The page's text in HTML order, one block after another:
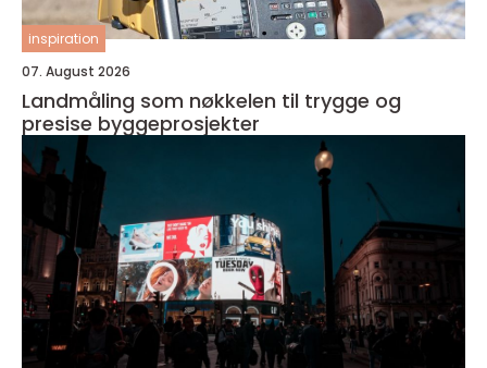
inspiration
07. August 2026
Landmåling som nøkkelen til trygge og
presise byggeprosjekter